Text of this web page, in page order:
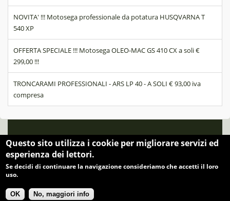
NOVITA' !!! Motosega professionale da potatura HUSQVARNA T
540 XP
OFFERTA SPECIALE !!! Motosega OLEO-MAC GS 410 CX a soli €
299,00 !!!
TRONCARAMI PROFESSIONALI - ARS LP 40 - A SOLI € 93,00 iva
compresa
© 2026 . All Rights Reserved. BERNINI AGLIANO Loc. Molino,58038
Seggiano (Gr) Tel 0564 950911 email info@berniniagliano.it
Questo sito utilizza i cookie per migliorare servizi ed
esperienza dei lettori.
Se decidi di continuare la navigazione consideriamo che accetti il loro
uso.
OK No, maggiori info